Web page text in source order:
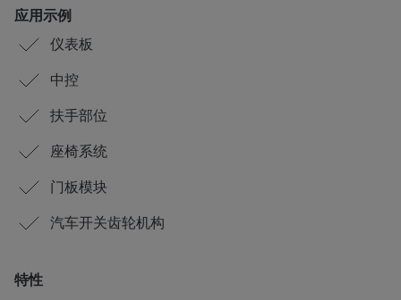
应用示例
仪表板
中控
扶手部位
座椅系统
门板模块
汽车开关齿轮机构
特性